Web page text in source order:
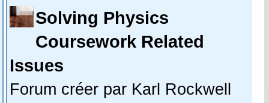
Solving Physics
Coursework Related
Issues
Forum créer par Karl Rockwell